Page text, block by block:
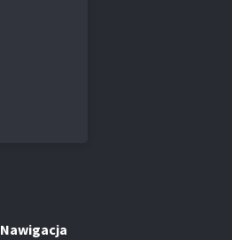
Nawigacja